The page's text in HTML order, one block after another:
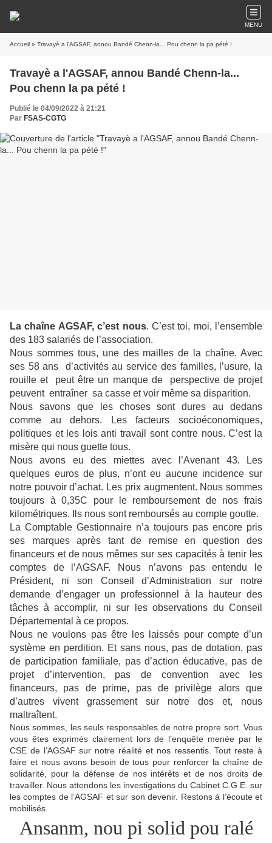
MENU
Accueil » Travayè a l'AGSAF, annou Bandé Chenn-la... Pou chenn la pa pété !
Travayè a l'AGSAF, annou Bandé Chenn-la...
Pou chenn la pa pété !
Publié le 04/09/2022 à 21:21
Par FSAS-CGTG
La chaîne AGSAF, c’est nous. C’est toi, moi, l’ensemble
des 183 salariés de l’association.
Nous sommes tous, une des mailles de la chaîne. Avec
ses 58 ans d’activités au service des familles, l’usure, la
rouille et peut être un manque de perspective de projet
peuvent entraîner sa casse et voir même sa disparition.
Nous savons que les choses sont dures au dedans
comme au dehors. Les facteurs socioéconomiques,
politiques et les lois anti travail sont contre nous. C’est la
misère qui nous guette tous.
Nous avons eu des miettes avec l’Avenant 43. Les
quelques euros de plus, n’ont eu aucune incidence sur
notre pouvoir d’achat. Les prix augmentent. Nous sommes
toujours à 0,35C pour le remboursement de nos frais
kilométriques. Ils nous sont remboursés au compte goutte.
La Comptable Gestionnaire n’a toujours pas encore pris
ses marques après tant de remise en question des
financeurs et de nous mêmes sur ses capacités à tenir les
comptes de l’AGSAF. Nous n’avons pas entendu le
Président, ni son Conseil d’Administration sur notre
demande d’engager un professionnel à la hauteur des
tâches à accomplir, ni sur les observations du Conseil
Départemental à ce propos.
Nous ne voulons pas être les laissés pour compte d’un
système en perdition. Et sans nous, pas de dotation, pas
de participation familiale, pas d’action éducative, pas de
projet d’intervention, pas de convention avec les
financeurs, pas de prime, pas de privilège alors que
d’autres vivent grassement sur notre dos et, nous
maltraîtent.
Nous sommes, les seuls responsables de notre propre sort. Vous
vous êtes exprimés clairement lors de l’enquête menée par le
CSE de l’AGSAF sur notre réalité et nos ressentis. Tout reste à
faire et nous avons besoin de tous pour renforcer la chaîne de
solidarité, pour la défense de nos intérêts et de nos droits de
travailler. Nous attendons les investigations du Cabinet C.G.E. sur
les comptes de l’AGSAF et sur son devenir. Restons à l’écoute et
mobilisés.
Ansanm, nou pi solid pou ralé